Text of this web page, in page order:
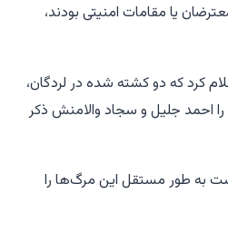
یا مقامات امنیتی بودند،
کرد که دو کشته شده در لردگان،
را احمد جلیل و سجاد والامنش ذکر
به طور مستقل این مرگ‌ها را